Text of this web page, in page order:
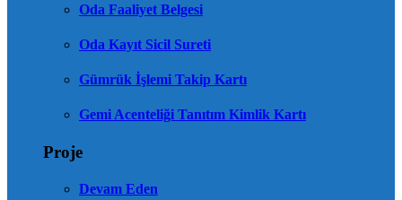
Oda Faaliyet Belgesi
Oda Kayıt Sicil Sureti
Gümrük İşlemi Takip Kartı
Gemi Acenteliği Tanıtım Kimlik Kartı
Proje
Devam Eden